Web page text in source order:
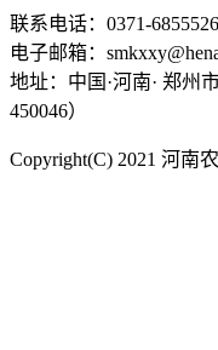
联系电话：0371-
电子邮箱：
地址：中国·河南· 郑州
450046）
Copyright(C) 2021 河南